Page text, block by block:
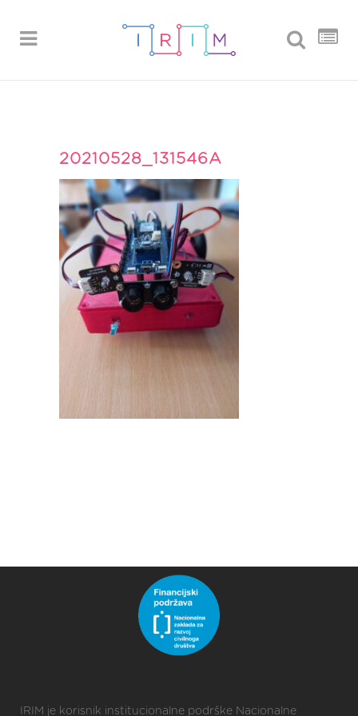
20210528_131546A
IRIM je korisnik institucionalne podrške Nacionalne